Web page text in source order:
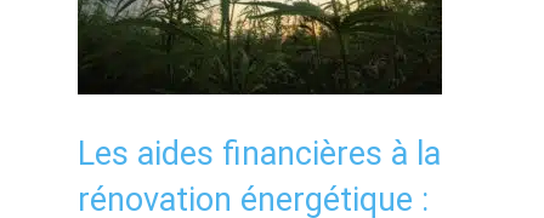
Les aides financières à la
rénovation énergétique :